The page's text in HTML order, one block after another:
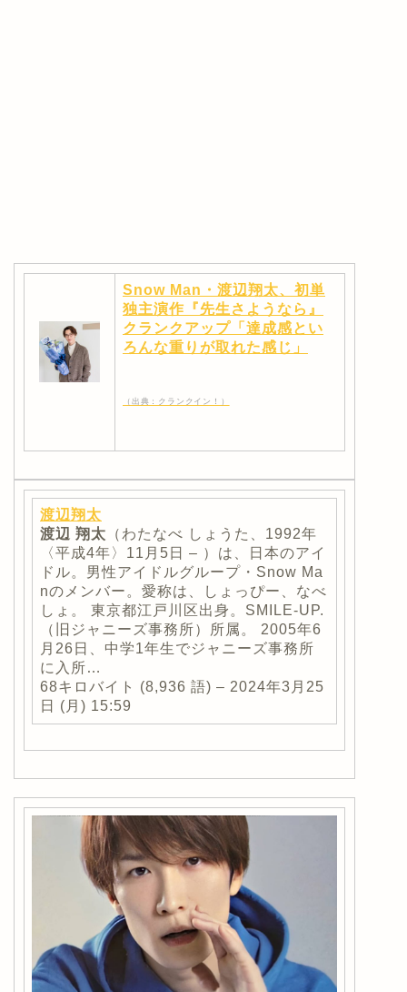
Snow Man・渡辺翔太、初単
独主演作『先生さようなら』
クランクアップ「達成感とい
ろんな重りが取れた感じ」
（出典：クランクイン！）
渡辺翔太
渡辺 翔太 （わたなべ しょうた、1992年
〈平成4年〉11月5日 – ）は、日本のアイ
ドル。男性アイドルグループ・Snow Ma
nのメンバー。愛称は、しょっぴー、なべ
しょ。 東京都江戸川区出身。SMILE-UP.
（旧ジャニーズ事務所）所属。 2005年6
月26日、中学1年生でジャニーズ事務所
に入所…
68キロバイト (8,936 語) – 2024年3月25
日 (月) 15:59